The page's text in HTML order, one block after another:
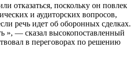
отказаться, поскольку он повлек
и аудиторских вопросов,
речь идет об оборонных сделках.
», — сказал высокопоставленный
в переговорах по решению